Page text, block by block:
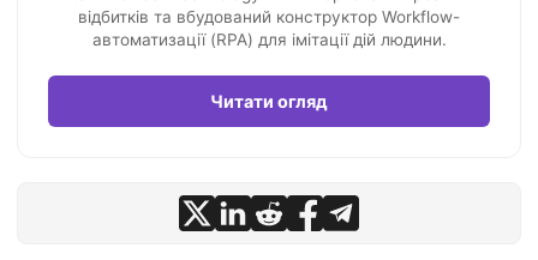
відбитків та вбудований конструктор Workflow-
автоматизації (RPA) для імітації дій людини.
Читати огляд